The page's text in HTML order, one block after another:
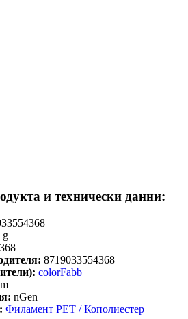
и технически данни:
g
8719033554368
colorFabb
nGen
Филамент PET / Кополиестер